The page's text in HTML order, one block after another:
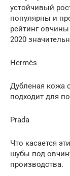
устойчивый
популярны и
рейтинг
2020
Hermès
Дубленая кожа
подходит для
Prada
Что касается
шубы под
производства.